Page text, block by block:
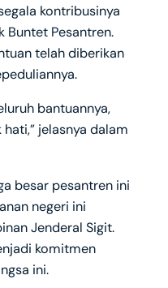
kontribusinya
Buntet Pesantren.
telah diberikan
bantuannya,
jelasnya dalam
besar pesantren ini
negeri ini
Jenderal Sigit.
komitmen
ini.